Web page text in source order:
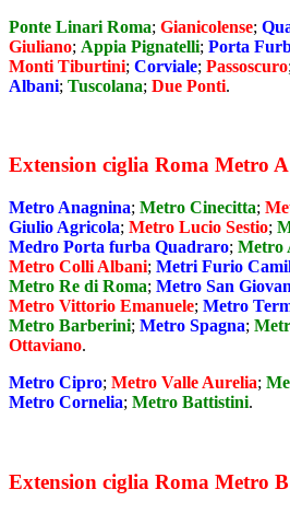
Ponte Linari Roma; Gianicolense;
Giuliano; Appia Pignatelli; Porta
Monti Tiburtini; Corviale; Passoscuro;
Albani; Tuscolana; Due Ponti.
Extension ciglia Roma Metro A
Metro Anagnina; Metro Cinecitta;
Giulio Agricola; Metro Lucio Sestio;
Medro Porta furba Quadraro; Metro
Metro Colli Albani; Metri Furio
Metro Re di Roma; Metro San
Metro Vittorio Emanuele; Metro
Metro Barberini; Metro Spagna;
Ottaviano.
Metro Cipro; Metro Valle Aurelia;
Metro Cornelia; Metro Battistini.
Extension ciglia Roma Metro B